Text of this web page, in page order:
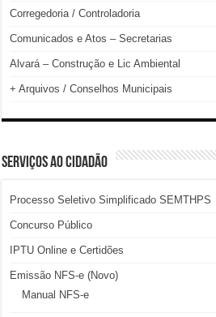
Corregedoria / Controladoria
Comunicados e Atos – Secretarias
Alvará – Construção e Lic Ambiental
+ Arquivos / Conselhos Municipais
SERVIÇOS AO CIDADÃO
Processo Seletivo Simplificado SEMTHPS
Concurso Público
IPTU Online e Certidões
Emissão NFS-e (Novo)
Manual NFS-e